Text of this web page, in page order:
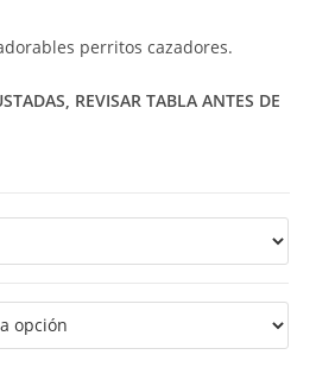
perritos cazadores.
REVISAR TABLA ANTES DE